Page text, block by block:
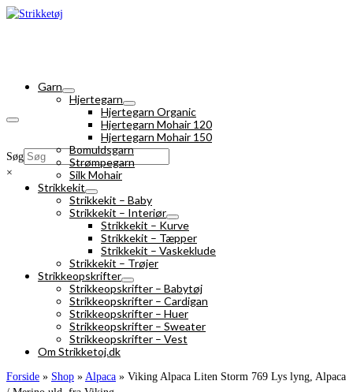
Søg
×
Garn
Hjertegarn
Hjertegarn Organic
Hjertegarn Mohair 120
Hjertegarn Mohair 150
Bomuldsgarn
Strømpegarn
Silk Mohair
Strikkekit
Strikkekit – Baby
Strikkekit – Interiør
Strikkekit – Kurve
Strikkekit – Tæpper
Strikkekit – Vaskeklude
Strikkekit – Trøjer
Strikkeopskrifter
Strikkeopskrifter – Babytøj
Strikkeopskrifter – Cardigan
Strikkeopskrifter – Huer
Strikkeopskrifter – Sweater
Strikkeopskrifter – Vest
Om Strikketoj.dk
Forside » Shop » Alpaca » Viking Alpaca Liten Storm 769 Lys lyng, Alpaca